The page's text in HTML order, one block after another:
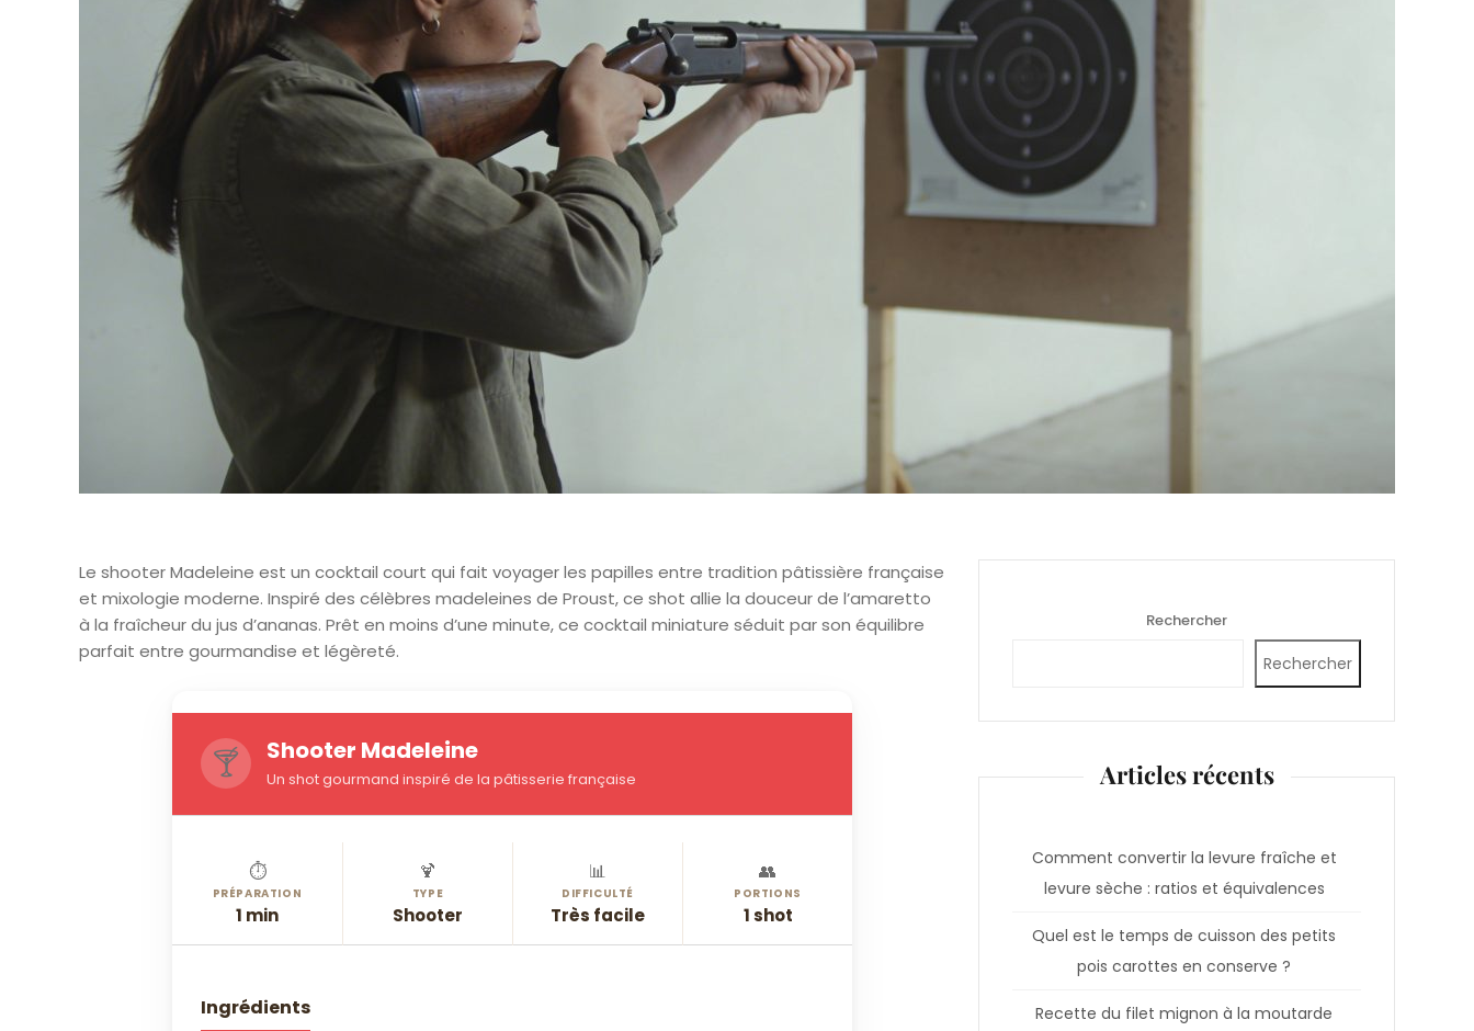
Le shooter Madeleine est un cocktail court qui fait voyager les papilles entre tradition pâtissière française
et mixologie moderne. Inspiré des célèbres madeleines de Proust, ce shot allie la douceur de l’amaretto
à la fraîcheur du jus d’ananas. Prêt en moins d’une minute, ce cocktail miniature séduit par son équilibre
parfait entre gourmandise et légèreté.
🍸 Shooter Madeleine
Un shot gourmand inspiré de la pâtisserie française
⏱️
PRÉPARATION
1 min
🍹
TYPE
Shooter
📊
DIFFICULTÉ
Très facile
👥
PORTIONS
1 shot
Ingrédients
Rechercher
Rechercher
Articles récents
Comment convertir la levure fraîche et
levure sèche : ratios et équivalences
Quel est le temps de cuisson des petits
pois carottes en conserve ?
Recette du filet mignon à la moutarde